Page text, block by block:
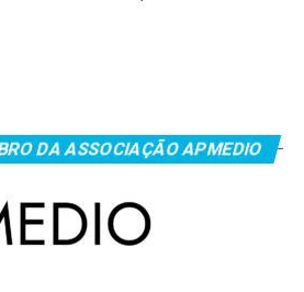
DA ASSOCIAÇÃO APMEDIO